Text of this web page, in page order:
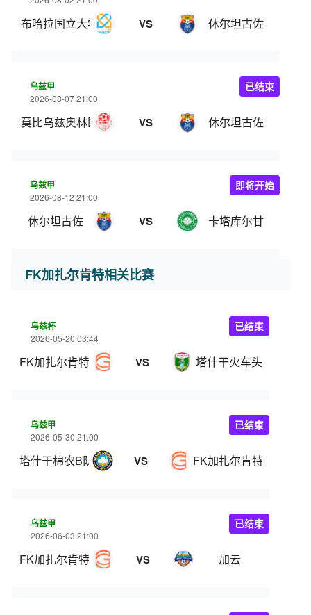
布哈拉国立大学 VS 休尔坦古佐
乌兹甲
2026-08-07 21:00
莫比乌兹奥林匹克 VS 休尔坦古佐
已结束
乌兹甲
2026-08-12 21:00
休尔坦古佐 VS 卡塔库尔甘
即将开始
FK加扎尔肯特相关比赛
乌兹杯
2026-05-20 03:44
FK加扎尔肯特 VS 塔什干火车头
已结束
乌兹甲
2026-05-30 21:00
塔什干棉农B队 VS FK加扎尔肯特
已结束
乌兹甲
2026-06-03 21:00
FK加扎尔肯特 VS 加云
已结束